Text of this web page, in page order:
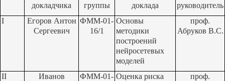
докладчика
группы
доклада
руководитель
I
Егоров Антон
Сергеевич
ФММ-01-
16/1
Основы
методики
построений
нейросетевых
моделей
проф.
Абруков В.С.
II
Иванов
ФММ-01- Оценка риска
проф.